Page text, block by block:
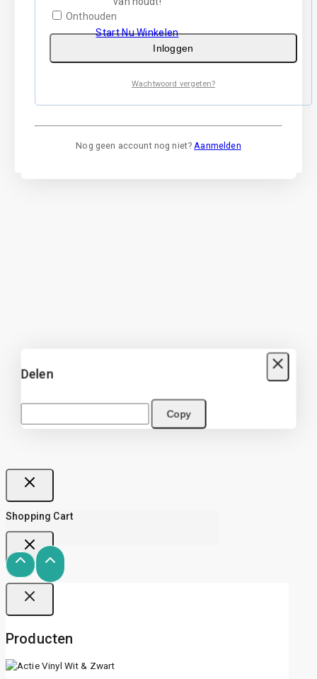
Delen
Copy
Onthouden
Inloggen
Wachtwoord vergeten?
Nog geen account nog niet? Aanmelden
Shopping Cart
Start Nu Winkelen
Producten